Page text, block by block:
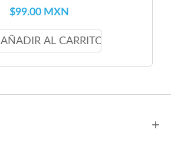
$99.00 MXN
AÑADIR AL CARRITO